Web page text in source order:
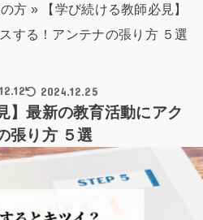
方 » 【学び続ける教師必見】
する！アンテナの張り方 ５選
2024.12.25
】最新の教育活動にアク
張り方 ５選